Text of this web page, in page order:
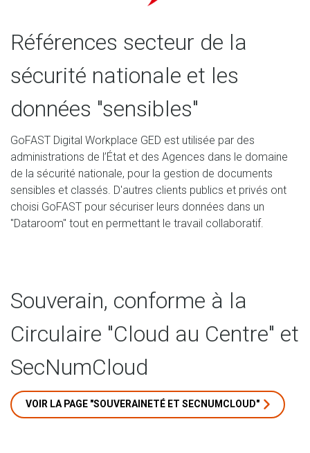
Références secteur de la
sécurité nationale et les
données "sensibles"
GoFAST Digital Workplace GED est utilisée par des
administrations de l’État et des Agences dans le domaine
de la sécurité nationale, pour la gestion de documents
sensibles et classés. D'autres clients publics et privés ont
choisi GoFAST pour sécuriser leurs données dans un
"Dataroom" tout en permettant le travail collaboratif.
Souverain, conforme à la
Circulaire "Cloud au Centre" et
SecNumCloud
VOIR LA PAGE "SOUVERAINETÉ ET SECNUMCLOUD"